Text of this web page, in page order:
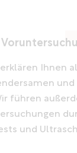
Ihnen
und
führen
und